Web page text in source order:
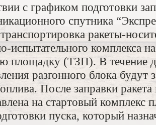
с графиком подготовки
спутника
ракеты-
испытательного комплекса
площадку (ТЗП). В течение
разгонного блока
После заправки
на стартовый
пуска, который